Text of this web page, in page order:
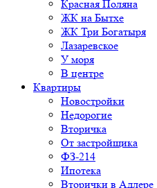
Красная Поляна
ЖК на Бытхе
ЖК Три Богатыря
Лазаревское
У моря
В центре
Квартиры
Новостройки
Недорогие
Вторичка
От застройщика
ФЗ-214
Ипотека
Вторички в Адлере